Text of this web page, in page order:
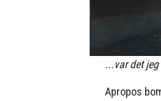
...var det
Apropos